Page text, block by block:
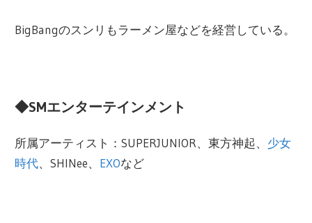
BigBangのスンリもラーメン屋などを経営している。
◆SMエンターテインメント
所属アーティスト：SUPERJUNIOR、東方神起、 少女
時代、SHINee、 EXOなど